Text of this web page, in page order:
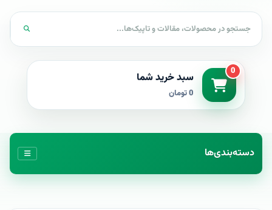
0 سبد خرید شما
0 تومان
دسته‌بندی‌ها